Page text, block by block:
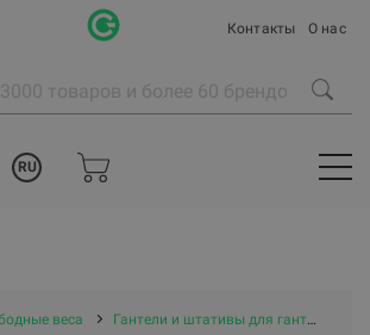
Контакты О нас
RU
веса Гантели и штативы для гантелей